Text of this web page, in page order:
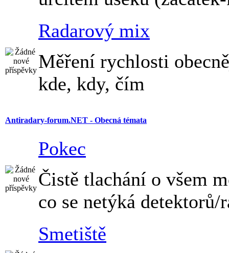
Radarový mix
Měření rychlosti
kde, kdy, čím
Antiradary-forum.NET - Obecná témata
Pokec
Čistě tlachání o všem
co se netýká detektorů/
Smetiště